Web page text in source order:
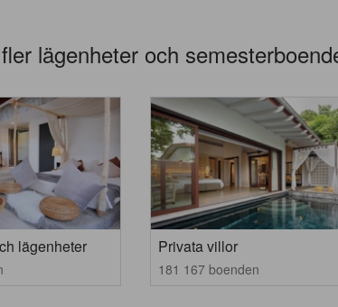
lägenheter och
lägenheter Privata villor
181 167 boenden